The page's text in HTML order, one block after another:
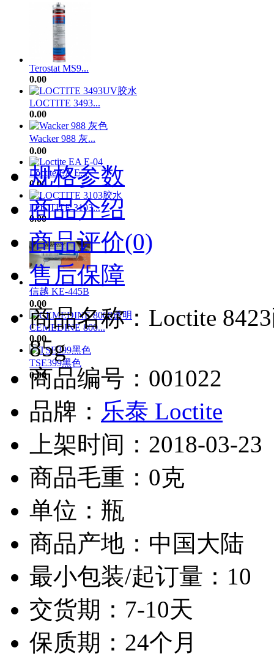
Terostat MS9...
0.00
LOCTITE 3493...
0.00
Wacker 988 灰...
0.00
Loctite EA E...
0.00
LOCTITE 3103...
0.00
信越 KE-445B
0.00
CEMEDINE 800...
0.00
TSE399黑色
0.00
规格参数
商品介绍
商品评价(0)
售后保障
商品名称：Loctite
85g
商品编号：001022
品牌： 乐泰 Loctite
上架时间：2018-03-23
商品毛重：0克
单位：瓶
商品产地：中国大陆
最小包装/起订量：10
交货期：7-10天
保质期：24个月